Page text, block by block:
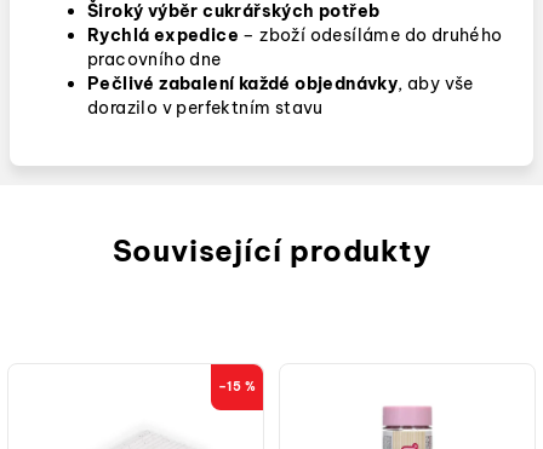
Široký výběr cukrářských potřeb
Rychlá expedice – zboží odesíláme do druhého
pracovního dne
Pečlivé zabalení každé objednávky, aby vše
dorazilo v perfektním stavu
Související produkty
–15 %